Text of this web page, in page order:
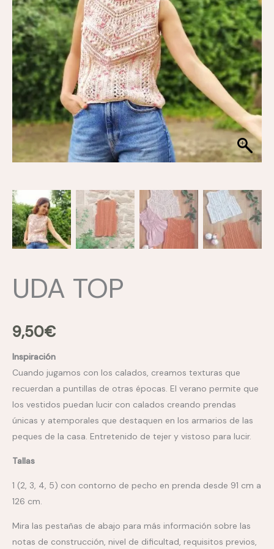
UDA TOP
9,50€
Inspiración
Cuando jugamos con los calados, creamos texturas que
recuerdan a puntillas de otras épocas. El verano permite que
los vestidos puedan lucir con calados creando prendas
únicas y atemporales que destaquen en los armarios de las
peques de la casa. Entretenido de tejer y vistoso para lucir.
Tallas
1 (2, 3, 4, 5) con contorno de pecho en prenda desde 91 cm a
126 cm.
Mira las pestañas de abajo para más información sobre las
notas de construcción, nivel de dificultad, requisitos previos,